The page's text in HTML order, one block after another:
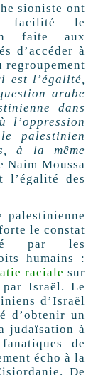
sioniste ont
facilité le
faite aux
d’accéder à
regroupement
est l’égalité,
arabe
dans
l’oppression
palestinien
à la même
Naim Moussa
l’égalité des
le constat
par les
humains :
raciale sur
Israël. Le
d’Israël
d’obtenir un
judaïsation à
de
écho à la
De